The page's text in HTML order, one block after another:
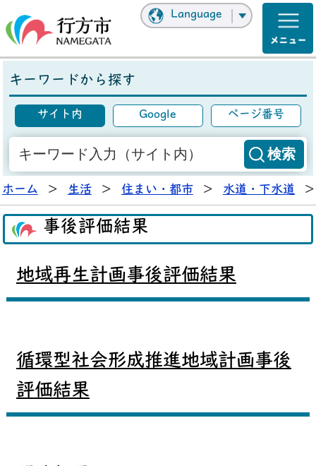
Language
キーワードから探す
サイト内 Google ページ番号
ホーム > 生活 > 住まい・都市 > 水道・下水道 >
事後評価結果
地域再生計画事後評価結果
循環型社会形成推進地域計画事後
評価結果